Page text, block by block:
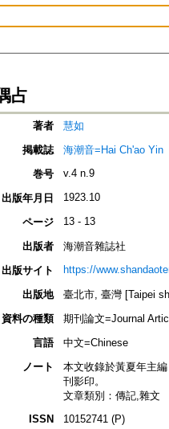
占
著者
慧如
掲載誌
海潮音=Hai Ch'ao Yin
巻号
v.4 n.9
出版年月日 1923.10
ページ 13 - 13
出版者
海潮音雜誌社
出版サイト
https://
出版地
臺北市, 臺灣 [Taipei
資料の種類
期刊論文=Journal
言語
中文=Chinese
ノート
本文收錄於黃夏年主
刊影印。
文章類別：傳記,雜文
ISSN
10152741 (P)